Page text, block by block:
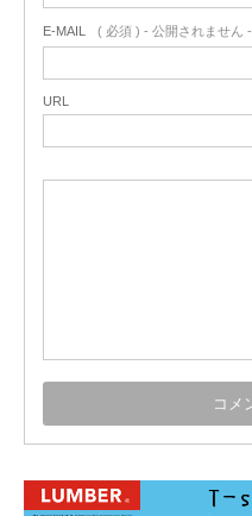
E-MAIL ( 必須 ) - 公開されません -
URL